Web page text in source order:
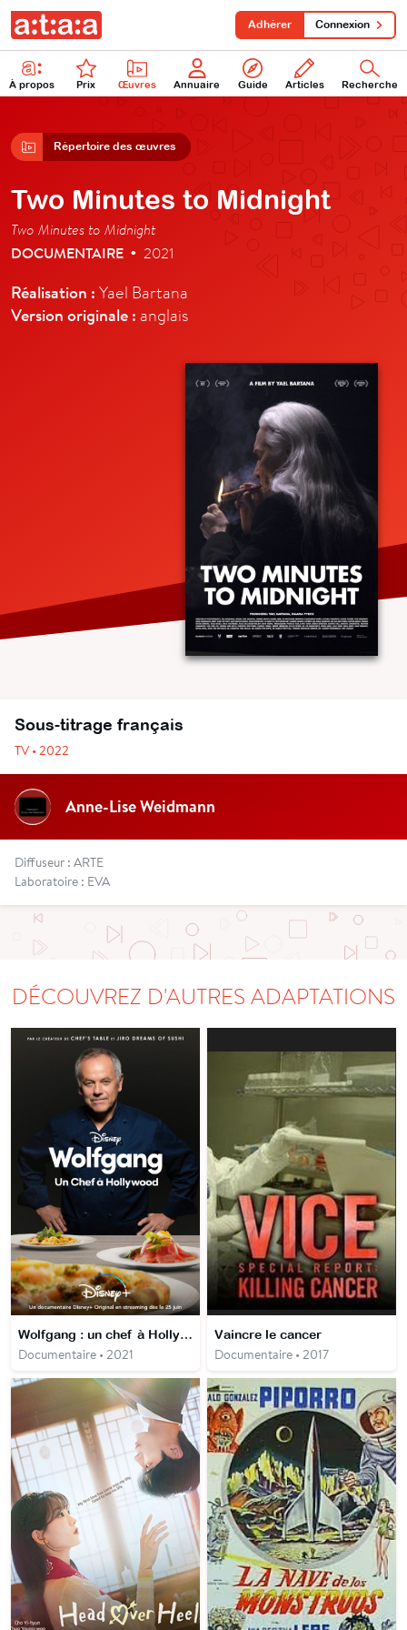
À propos Prix Œuvres Annuaire Guide Articles Recherche
Adhérer Connexion
Répertoire des œuvres
Two Minutes to Midnight
Two Minutes to Midnight
DOCUMENTAIRE • 2021
Réalisation : Yael Bartana
Version originale : anglais
Sous-titrage français
TV • 2022
Anne-Lise Weidmann
Diffuseur : ARTE
Laboratoire : EVA
DÉCOUVREZ D'AUTRES ADAPTATIONS
Wolfgang : un chef à Hollywood
Documentaire • 2021
Vaincre le cancer
Documentaire • 2017